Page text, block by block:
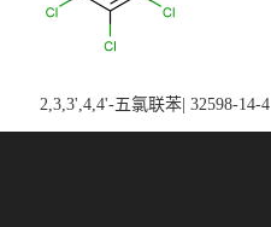
2,3,3',4,4'-五氯联苯| 32598-14-4